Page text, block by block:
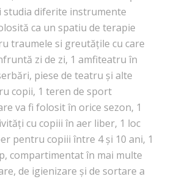
studia diferite instrumente
ca un spatiu de terapie
traumele si greutățile cu care
zi de zi, 1 amfiteatru în
piese de teatru și alte
copii, 1 teren de sport
va fi folosit în orice sezon, 1
cu copiii în aer liber, 1 loc
pentru copiii între 4 și 10 ani, 1
compartimentat în mai multe
de igienizare și de sortare a